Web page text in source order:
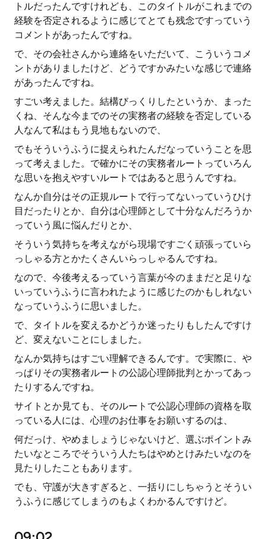
トルだったんですけれども、このタイトルがこれまでの
経験を否定されるように感じてとても残念ですっていう
コメントがあったんですね。
で、その会社さんから連絡をいただいて、こういうコメ
ントがありましたけど、どうですかみたいな感じで連絡
があったんですね。
すごい考えました。結構びっくりしたというか、まった
くね、そんな今までのその実務者の経験を否定している
人なんて私はもう見地もないので、
でもそういうふうに捉えられたんだなっていうことを思
って考えました。で確かにその実務者ルートっていろん
な思いを抱えやすいルートではあると思うんですね。
なんか自分はその正規ルートで行ってないっていうひけ
目だったりとか、自分は心理師として十分なんだろうか
っていう風に悩んだりとか、
そういう気持ちを考えながら現場ですごく頑張っていら
っしゃる方とかたくさんいらっしゃるんですね。
なので、今後考えるっていう言葉が今のままだと足りな
いっていうふうに言われたように感じたのかもしれない
なっていうふうに思いました。
で、タイトルを変えるかどうか迷ったりもしたんですけ
ど、変えないことにしました。
なんか気持ちはすごい理解できるんです。で実際に、や
っぱりその実務者ルートの公認心理師批判とかってあっ
たりするんですね。
サイトとか見ても、そのルートで公認心理師の資格を取
っている人には、心理のお仕事をお願いするのは、
何だっけ、やめましょうじゃないけど、選ぶポイントみ
たいなところでそういう人たちはやめとけみたいなのを
見たりしたこともあります。
でも、守護が大きすぎると、一括りにしちゃうとそうい
うふうに感じてしまうのもよくわかるんですけど。